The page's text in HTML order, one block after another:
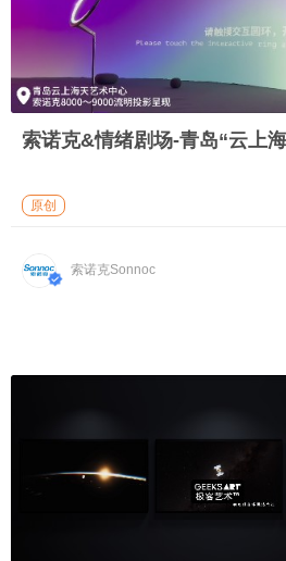
索诺克&情绪剧场-青岛“云上
原创
索诺克Sonnoc